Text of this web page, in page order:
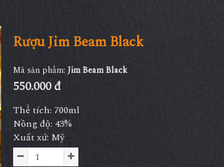
Rượu Jim Beam Black
Mã sản phẩm: Jim Beam Black
550.000 đ
Thể tích: 700ml
Nồng độ: 43%
Xuất xứ: Mỹ